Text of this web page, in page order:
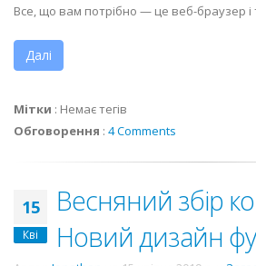
Все, що вам потрібно — це веб-браузер і
Далі
Мітки : Немає тегів
Обговорення : 4 Comments
15
Кві
Весняний збір
Новий дизайн